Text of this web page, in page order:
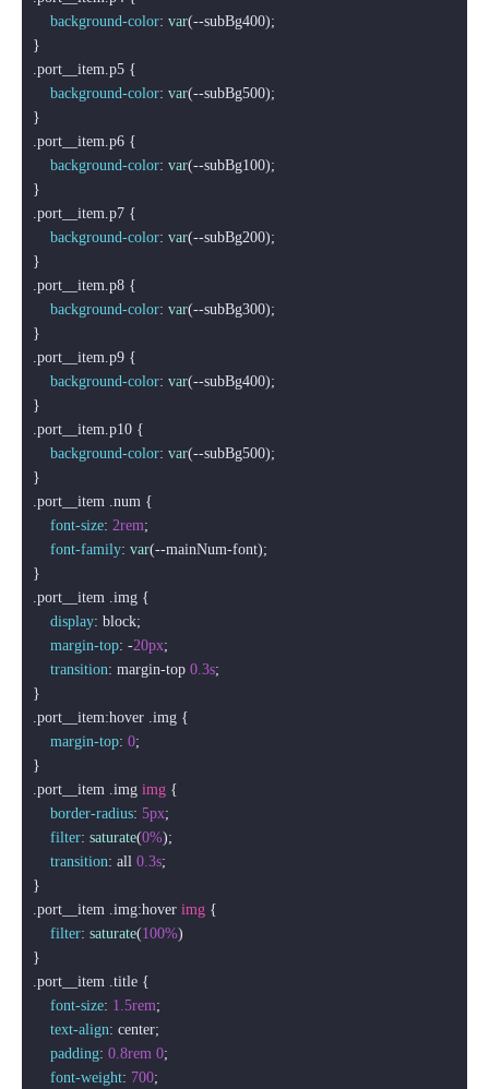
background-color: var(--subBg400);
.port__item.p5 {
background-color: var(--subBg500);
.port__item.p6 {
background-color: var(--subBg100);
.port__item.p7 {
background-color: var(--subBg200);
.port__item.p8 {
background-color: var(--subBg300);
.port__item.p9 {
background-color: var(--subBg400);
.port__item.p10 {
background-color: var(--subBg500);
.port__item .num {
font-size: 2rem;
font-family: var(--mainNum-font);
.port__item .img {
display: block;
margin-top: -20px;
transition: margin-top 0.3s;
.port__item:hover .img {
margin-top: 0;
.port__item .img img {
border-radius: 5px;
filter: saturate(0%);
transition: all 0.3s;
.port__item .img:hover img {
filter: saturate(100%)
.port__item .title {
font-size: 1.5rem;
text-align: center;
padding: 0.8rem 0;
font-weight: 700;